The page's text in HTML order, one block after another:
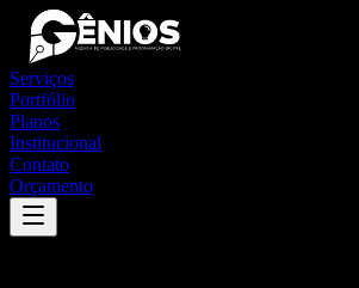
Serviços
Portfólio
Planos
Institucional
Contato
Orçamento